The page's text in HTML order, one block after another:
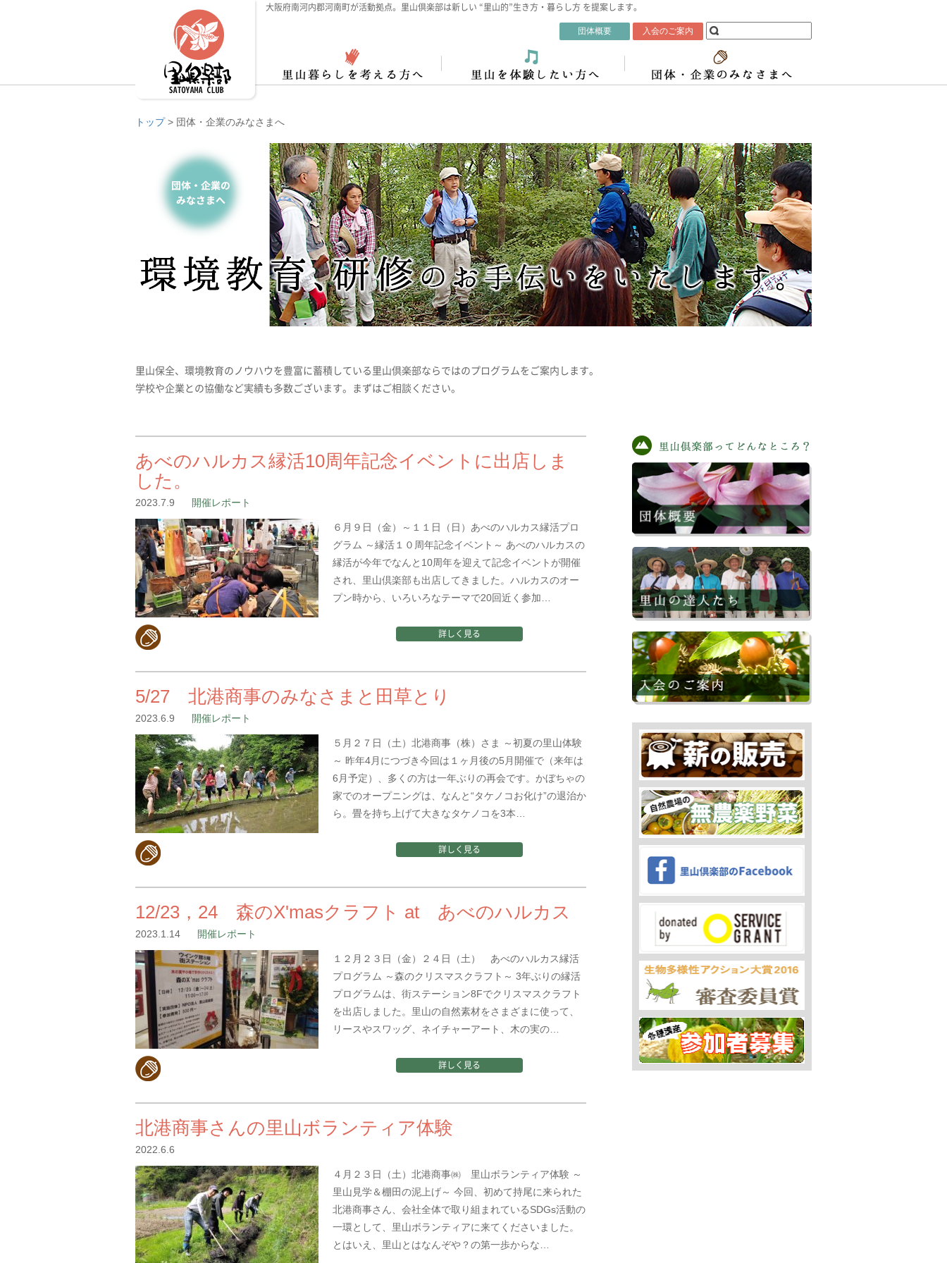
大阪府南河内郡河南町が活動拠点。里山倶楽部は新しい “里山的”生き方・暮らし方 を提案します。
団体概要 入会のご案内
トップ> 団体・企業のみなさまへ
里山保全、環境教育のノウハウを豊富に蓄積している里山倶楽部ならではのプログラムをご案内します。
学校や企業との協働など実績も多数ございます。まずはご相談ください。
あべのハルカス縁活10周年記念イベントに出店しま
した。
2023.7.9 開催レポート
６月９日（金）～１１日（日）あべのハルカス縁活プロ
グラム ～縁活１０周年記念イベント～ あべのハルカスの
縁活が今年でなんと10周年を迎えて記念イベントが開催
され、里山倶楽部も出店してきました。ハルカスのオー
プン時から、いろいろなテーマで20回近く参加…
詳しく見る
5/27 北港商事のみなさまと田草とり
2023.6.9 開催レポート
５月２７日（土）北港商事（株）さま ～初夏の里山体験
～ 昨年4月につづき今回は１ヶ月後の5月開催で（来年は
6月予定）、多くの方は一年ぶりの再会です。かぼちゃの
家でのオープニングは、なんと“タケノコお化け”の退治か
ら。畳を持ち上げて大きなタケノコを3本…
詳しく見る
12/23，24 森のX'masクラフト at あべのハルカス
2023.1.14 開催レポート
１２月２３日（金）２４日（土） あべのハルカス縁活
プログラム ～森のクリスマスクラフト～ 3年ぶりの縁活
プログラムは、街ステーション8Fでクリスマスクラフト
を出店しました。里山の自然素材をさまざまに使って、
リースやスワッグ、ネイチャーアート、木の実の…
詳しく見る
北港商事さんの里山ボランティア体験
2022.6.6
４月２３日（土）北港商事㈱ 里山ボランティア体験 ～
里山見学＆棚田の泥上げ～ 今回、初めて持尾に来られた
北港商事さん、会社全体で取り組まれているSDGs活動の
一環として、里山ボランティアに来てくださいました。
とはいえ、里山とはなんぞや？の第一歩からな…